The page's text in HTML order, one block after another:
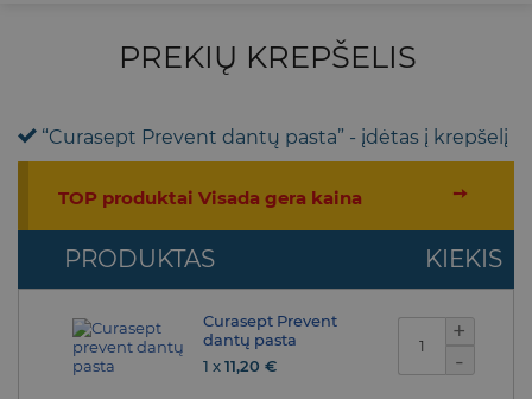
PREKIŲ KREPŠELIS
“Curasept Prevent dantų pasta” - įdėtas į krepšelį
➙
TOP produktai Visada gera kaina
PRODUKTAS KIEKIS
Curasept Prevent
dantų pasta
1 x11,20 €
produkto kiekis: